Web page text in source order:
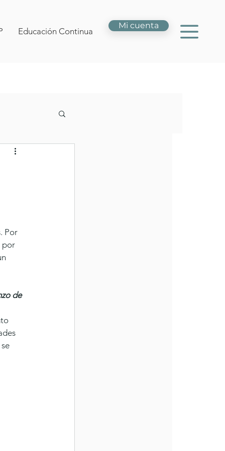
Educación Continua
Mi cuenta
Por
por
de